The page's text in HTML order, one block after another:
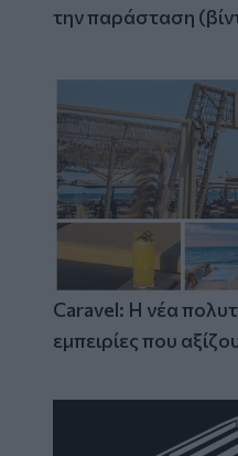
την παράσταση
Caravel: Η νέα
εμπειρίες που